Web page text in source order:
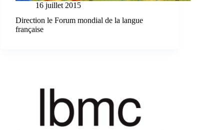
16 juillet 2015
Direction le Forum mondial de la langue
française